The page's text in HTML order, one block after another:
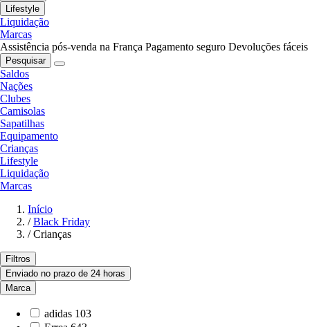
Lifestyle
Liquidação
Marcas
Assistência pós-venda na França Pagamento seguro Devoluções fáceis
Pesquisar
Saldos
Nações
Clubes
Camisolas
Sapatilhas
Equipamento
Crianças
Lifestyle
Liquidação
Marcas
Início
/ Black Friday
/ Crianças
Filtros
Enviado no prazo de 24 horas
Marca
adidas 103